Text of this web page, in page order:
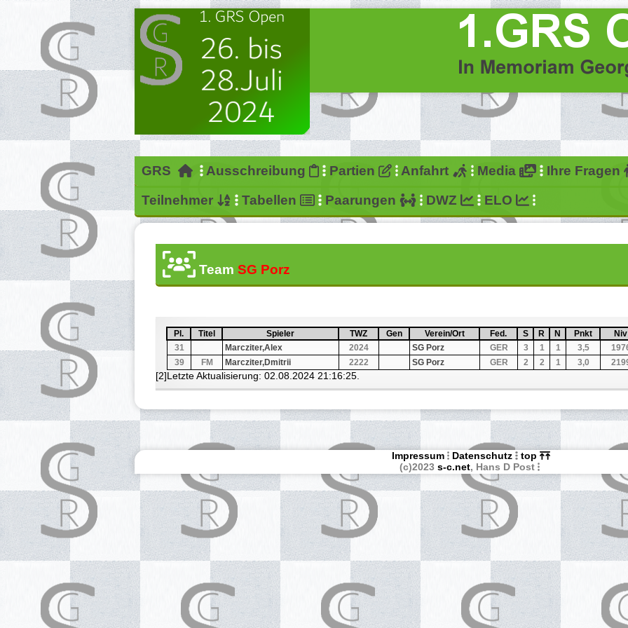
GRS Ausschreibung Partien Anfahrt Media Ihre Fragen
Teilnehmer
Tabellen Paarungen DWZ ELO
TeamSG Porz
Pl.Sortiere aufsteigend nach
Pl. Titel
Sortiere aufsteigend nach
Titel Sortiere aufsteigend nach
Spieler TWZSortiere aufsteigend nach
TWZ Gen
Sortiere aufsteigend nach
Gen Verein/Ort
Sortiere aufsteigend nach
Verein/Ort Fed.Sortiere aufsteigend nach
Fed. SSortiere aufsteigend nach
S RSortiere aufsteigend
R NSortiere
N Pnkt
Sortiere
Pnkt Niv
31
Marcziter,Alex 2024 SG Porz GER 3 1 1 3,5
39
FM Marcziter,Dmitrii 2222 SG Porz GER 2 2 1 3,0
[2]Letzte Aktualisierung: 02.08.2024 21:16:25.
Impressum Datenschutz
top
(c)2023 s-c.net, Hans D Post